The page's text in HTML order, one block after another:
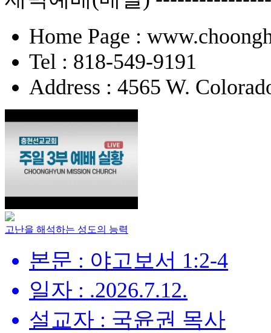
Home Page :
Tel : 818-549-9191
Address : 4565 W.
고난을 해석하는 성도의 능력
본문 : 야고보서 1:2-4
일자 : .2026.7.12.
설교자 : 국윤권 목사